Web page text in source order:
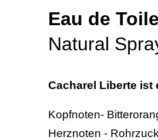
Eau de
Natural
Cacharel Liberte ist
Kopfnoten-
Herznoten -